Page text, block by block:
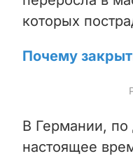
которых
Почему
В Германии,
настоящее